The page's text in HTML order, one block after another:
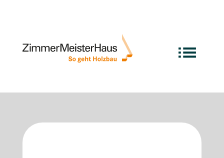
Exzellente Marktpartner
im ZMH Netzwerk